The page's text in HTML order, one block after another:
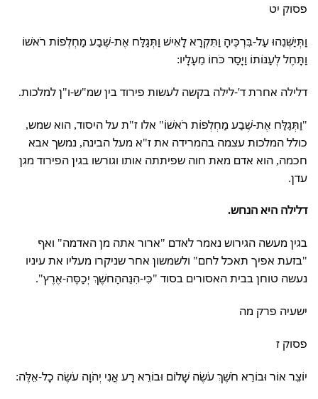
פסוק יט
וַתְּיַשְּׁנֵהוּ עַל-בִּרְכֶּיהָ וַתִּקְרָא לָאִישׁ וַתְּגַלַּח אֶת-שֶׁבַע מַחְלְפוֹת רֹאשׁוֹ
וַתָּחֶל לְעַנּוֹתוֹ וַיָּסַר כֹּחוֹ מֵעָלָיו:
דלילה אחרת ד'-לילה בקשה לעשות פירוד בין שמ"ש-ו"ן למלכות.
"וַתְּגַלַּח אֶת-שֶׁבַע מַחְלְפוֹת רֹאשׁוֹ" אלו ז"ת על היסוד, הוא שמש,
כולל המלכות עצמה בהמרידה את ז"א מעל הבינה, נמשך אבא
חכמה, הוא אדם מאת חוה שפיתתה אותו וגורשו בגין הפירוד מגן
עדן.
דלילה היא הנחש.
בגין מעשה הגירוש נאמר לאדם "ארור אתה מן האדמה" ואף
"בזעת אפיך תאכל לחם" ולשמשון אחר שניקרו מעליו את עיניו
נעשה טוחן בבית האסורים בסוד "כִּי-הִנֵּההַחשֶׁךְ יְכַסֶּה-אֶרֶץ".
ישעיה פרק מה
פסוק ז
יוֹצֵר אוֹר וּבוֹרֵא חֹשֶׁךְ עֹשֶׂה שָׁלוֹם וּבוֹרֵא רָע אֲנִי יְהֹוָה עֹשֶׂה כָל-אֵלֶּה: